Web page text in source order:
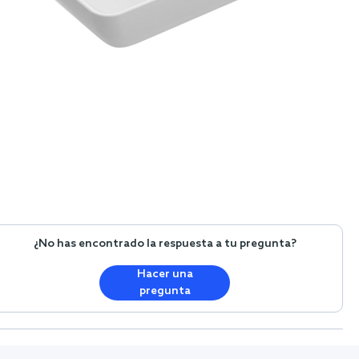
¿No has encontrado la respuesta a tu pregunta?
Hacer una
pregunta